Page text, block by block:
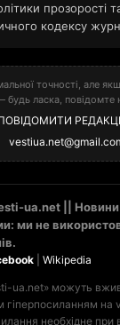
прозорості
кодексу
точності, але
будь ласка, повідомте
ua.net || Новини
ми не
Wikipedia
ua.net» можуть
гіперпосиланням
необхідне при